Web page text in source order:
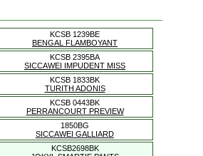
KCSB 1239BE
BENGAL FLAMBOYANT
KCSB 2395BA
SICCAWEI IMPUDENT MISS
KCSB 1833BK
TURITH ADONIS
KCSB 0443BK
PERRANCOURT PREVIEW
1850BG
SICCAWEI GALLIARD
KCSB2698BK